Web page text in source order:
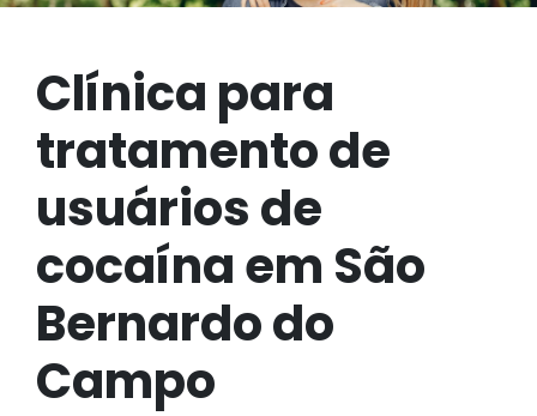
Clínica para
tratamento de
usuários de
cocaína em São
Bernardo do
Campo